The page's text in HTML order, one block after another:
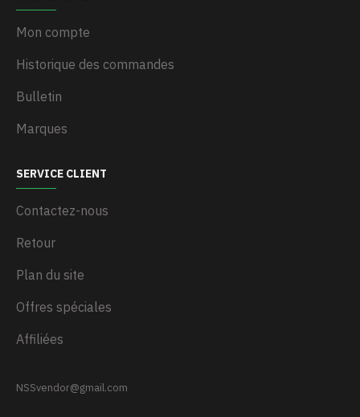
Mon compte
Historique des commandes
Bulletin
Marques
SERVICE CLIENT
Contactez-nous
Retour
Plan du site
Offres spéciales
Affiliées
NSSvendor@gmail.com